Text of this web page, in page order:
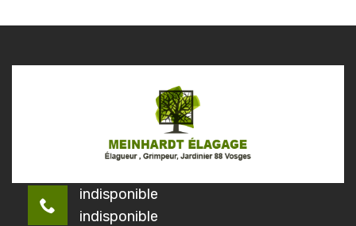
indisponible
indisponible